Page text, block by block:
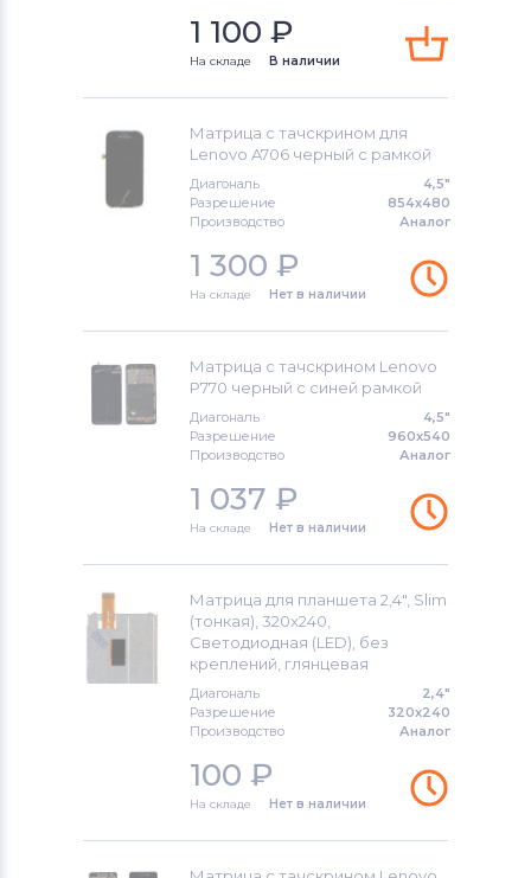
Модули и экраны для смартфонов
Модули и экраны для смартфонов
Sony Ericsson
Модули и экраны для смартфонов
Модули и экраны для смартфонов
Модули и экраны для смартфонов
Sony
Модули и экраны для смартфонов
Модули и экраны для смартфонов
Модули и экраны для смартфонов
Alcatel
Модули и экраны для смартфонов
1 100 ₽
На складе В наличии
Матрица с тачскрином для
Lenovo A706 черный с рамкой
Диагональ
4,5"
Разрешение
854x480
Производство
Аналог
1 300 ₽
На складе Нет в наличии
Матрица с тачскрином Lenovo
P770 черный с синей рамкой
Диагональ
4,5"
Разрешение
960x540
Производство
Аналог
1 037 ₽
На складе Нет в наличии
Матрица для планшета 2,4", Slim
(тонкая), 320x240,
Светодиодная (LED), без
креплений, глянцевая
Диагональ
2,4"
Разрешение
320x240
Производство
Аналог
100 ₽
На складе Нет в наличии